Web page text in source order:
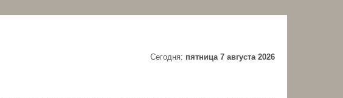
Cегодня: пятница 7 августа 2026